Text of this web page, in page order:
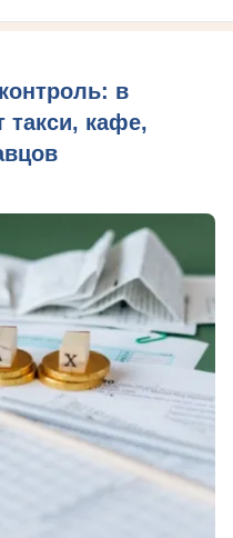
в
такси, кафе,